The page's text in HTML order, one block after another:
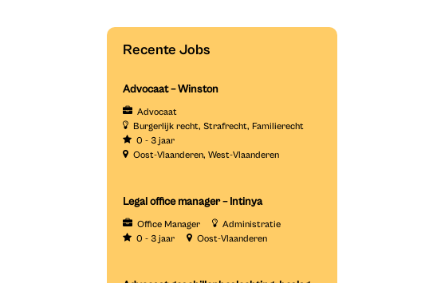
Recente Jobs
Advocaat – Winston
Advocaat
Burgerlijk recht Strafrecht Familierecht
0 - 3 jaar
Oost-Vlaanderen West-Vlaanderen
Legal office manager – Intinya
Office Manager
Administratie
0 - 3 jaar
Oost-Vlaanderen